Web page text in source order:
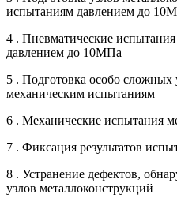
испытаниям давлением до
4 . Пневматические
давлением до 10МПа
5 . Подготовка особо сложных
механическим испытаниям
6 . Механические испытания
7 . Фиксация результатов
8 . Устранение дефектов,
узлов металлоконструкций